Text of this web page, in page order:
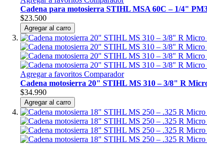
Cadena para motosierra STIHL MSA 60C – 1/4" PM3
$23.500
Agregar al carro
Agregar a favoritos Comparador
Cadena motosierra 20" STIHL MS 310 – 3/8" R
$34.990
Agregar al carro